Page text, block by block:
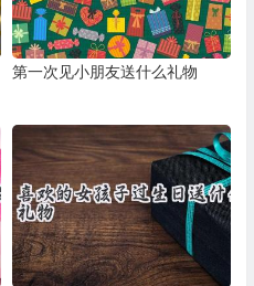
第一次见小朋友送什么礼物